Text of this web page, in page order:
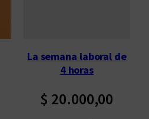
La semana laboral de
4 horas
$ 20.000,00